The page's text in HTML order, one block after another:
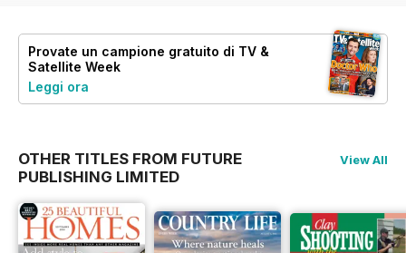
Provate un campione gratuito di TV &
Satellite Week
Leggi ora
OTHER TITLES FROM FUTURE
PUBLISHING LIMITED
View All